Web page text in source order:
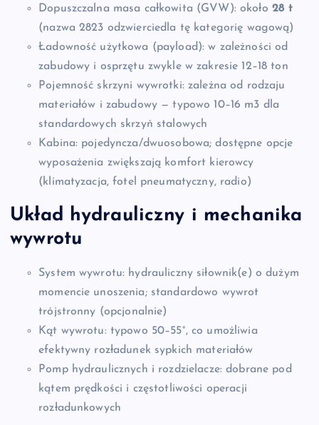
Dopuszczalna masa całkowita (GVW): około 28 t
(nazwa 2823 odzwierciedla tę kategorię wagową)
Ładowność użytkowa (payload): w zależności od
zabudowy i osprzętu zwykle w zakresie 12–18 ton
Pojemność skrzyni wywrotki: zależna od rodzaju
materiałów i zabudowy — typowo 10–16 m3 dla
standardowych skrzyń stalowych
Kabina: pojedyncza/dwuosobowa; dostępne opcje
wyposażenia zwiększają komfort kierowcy
(klimatyzacja, fotel pneumatyczny, radio)
Układ hydrauliczny i mechanika
wywrotu
System wywrotu: hydrauliczny siłownik(e) o dużym
momencie unoszenia; standardowo wywrot
trójstronny (opcjonalnie)
Kąt wywrotu: typowo 50–55°, co umożliwia
efektywny rozładunek sypkich materiałów
Pomp hydraulicznych i rozdzielacze: dobrane pod
kątem prędkości i częstotliwości operacji
rozładunkowych